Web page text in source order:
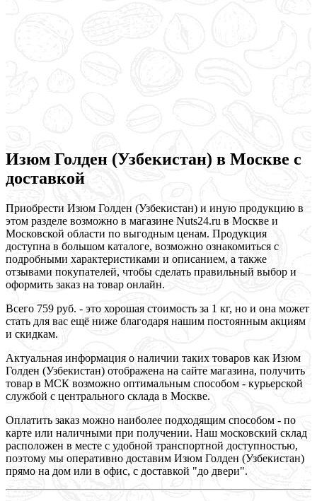
Изюм Голден (Узбекистан) в Москве с
доставкой
Приобрести Изюм Голден (Узбекистан) и иную продукцию в
этом разделе возможно в магазине Nuts24.ru в Москве и
Московской области по выгодным ценам. Продукция
доступна в большом каталоге, возможно ознакомиться с
подробными характеристиками и описанием, а также
отзывами покупателей, чтобы сделать правильный выбор и
оформить заказ на товар онлайн.
Всего 759 руб. - это хорошая стоимость за 1 кг, но и она может
стать для вас ещё ниже благодаря нашим постоянным акциям
и скидкам.
Актуальная информация о наличии таких товаров как Изюм
Голден (Узбекистан) отображена на сайте магазина, получить
товар в МСК возможно оптимальным способом - курьерской
службой с центрального склада в Москве.
Оплатить заказ можно наиболее подходящим способом - по
карте или наличными при получении. Наш московский склад
расположен в месте с удобной транспортной доступностью,
поэтому мы оперативно доставим Изюм Голден (Узбекистан)
прямо на дом или в офис, с доставкой "до двери".